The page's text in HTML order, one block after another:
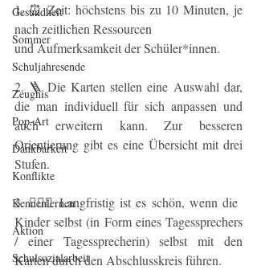
Gesundheit
Sommer
Schuljahresende
Zeugnis
Pop-Art
Dankbarkeit
Konflikte
Kennenlernen
Aktion
Schulsozialarbeit
1. ⏰ Zeit: höchstens bis zu 10 Minuten, je
nach zeitlichen Ressourcen
und Aufmerksamkeit der Schüler*innen.
2. 🪜 Die Karten stellen eine Auswahl dar,
die man individuell für sich anpassen und
auch erweitern kann. Zur besseren
Orientierung gibt es eine Übersicht mit drei
Stufen.
3. 🙋🏽‍♀️ Langfristig ist es schön, wenn die
Kinder selbst (in Form eines Tagessprechers
/ einer Tagessprecherin) selbst mit den
Karten durch den Abschlusskreis führen.